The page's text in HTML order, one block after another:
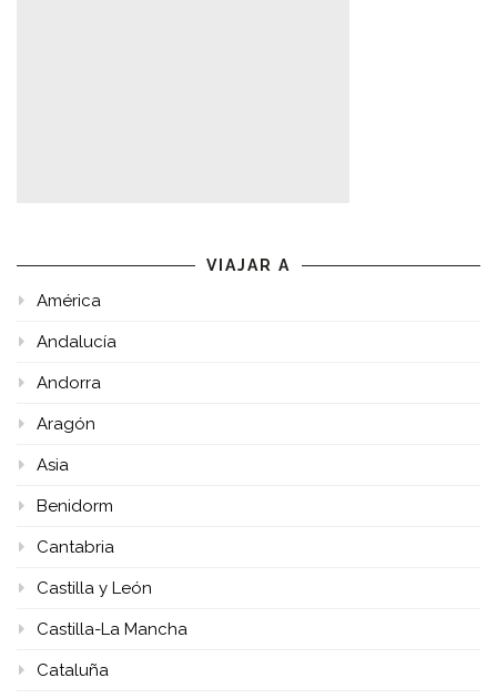
VIAJAR A
América
Andalucía
Andorra
Aragón
Asia
Benidorm
Cantabria
Castilla y León
Castilla-La Mancha
Cataluña